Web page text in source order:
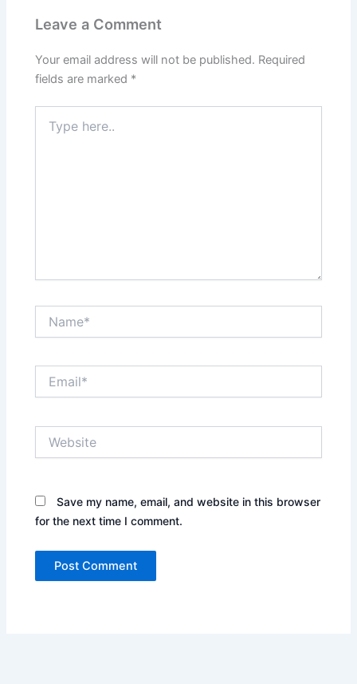
Leave a Comment
Your email address will not be published. Required
fields are marked *
here..
Save my name, email, and website in this browser
for the next time I comment.